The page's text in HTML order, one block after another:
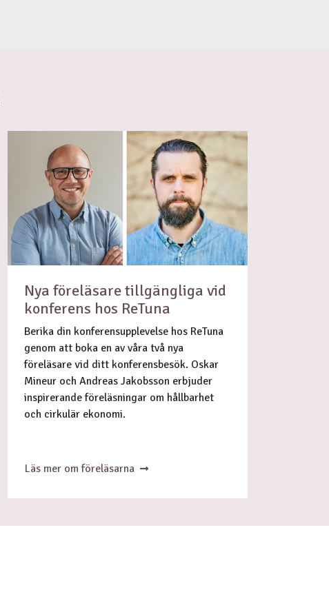
Nya föreläsare tillgängliga vid
konferens hos ReTuna
Berika din konferensupplevelse hos ReTuna
genom att boka en av våra två nya
föreläsare vid ditt konferensbesök. Oskar
Mineur och Andreas Jakobsson erbjuder
inspirerande föreläsningar om hållbarhet
och cirkulär ekonomi.
Läs mer om föreläsarna